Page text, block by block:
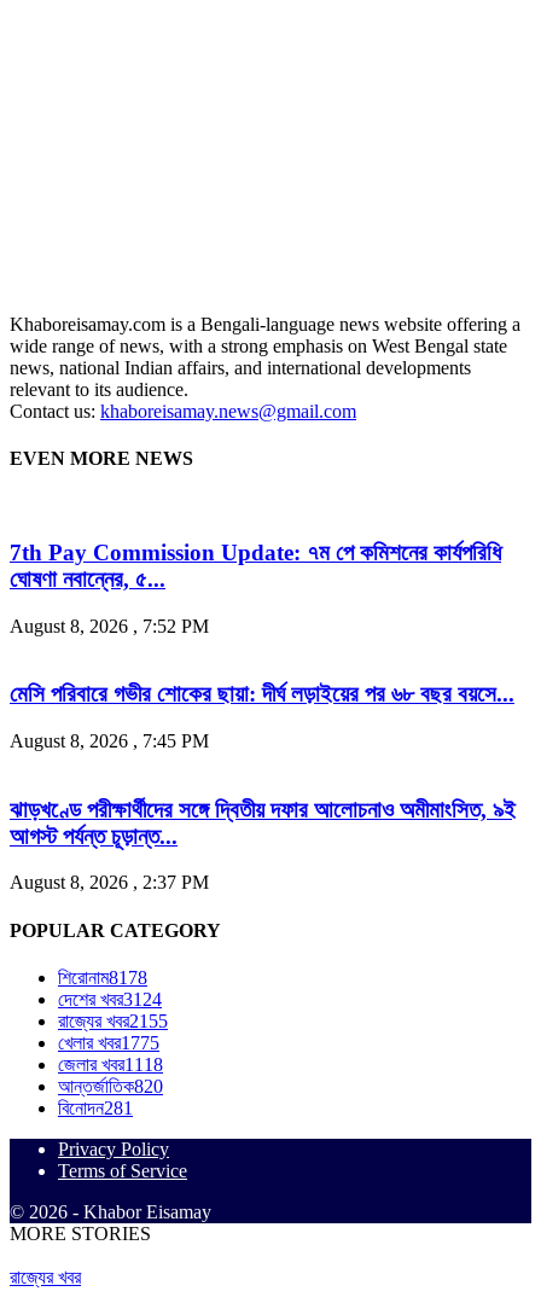
Khaboreisamay.com is a Bengali-language news website offering a
wide range of news, with a strong emphasis on West Bengal state
news, national Indian affairs, and international developments
relevant to its audience.
Contact us: khaboreisamay.news@gmail.com
EVEN MORE NEWS
7th Pay Commission Update: ৭ম পে কমিশনের কার্যপরিধি
ঘোষণা নবান্নের, ৫...
August 8, 2026 , 7:52 PM
মেসি পরিবারে গভীর শোকের ছায়া: দীর্ঘ লড়াইয়ের পর ৬৮ বছর বয়সে...
August 8, 2026 , 7:45 PM
ঝাড়খণ্ডে পরীক্ষার্থীদের সঙ্গে দ্বিতীয় দফার আলোচনাও অমীমাংসিত, ৯ই
আগস্ট পর্যন্ত চূড়ান্ত...
August 8, 2026 , 2:37 PM
POPULAR CATEGORY
শিরোনাম8178
দেশের খবর3124
রাজ্যের খবর2155
খেলার খবর1775
জেলার খবর1118
আন্তর্জাতিক820
বিনোদন281
Privacy Policy
Terms of Service
© 2026 - Khabor Eisamay
MORE STORIES
রাজ্যের খবর